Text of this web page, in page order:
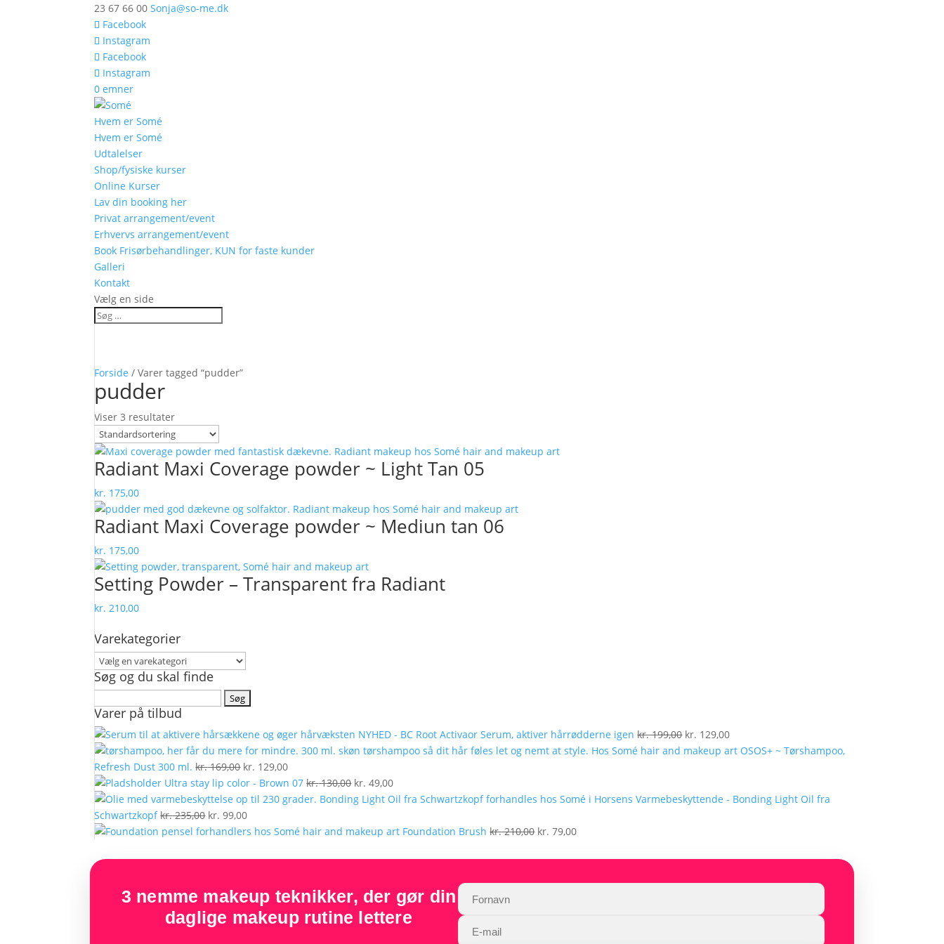
23 67 66 00 Sonja@so-me.dk
Facebook
Instagram
Facebook
Instagram
0 emner
Hvem er Somé
Hvem er Somé
Udtalelser
Shop/fysiske kurser
Online Kurser
Lav din booking her
Privat arrangement/event
Erhvervs arrangement/event
Book Frisørbehandlinger, KUN for faste kunder
Galleri
Kontakt
Vælg en side
Forside / Varer tagged “pudder”
pudder
Viser 3 resultater
Radiant Maxi Coverage powder ~ Light Tan 05
kr. 175,00
Radiant Maxi Coverage powder ~ Mediun tan 06
kr. 175,00
Setting Powder – Transparent fra Radiant
kr. 210,00
Varekategorier
Søg og du skal finde
efter:
Varer på tilbud
NYHED - BC Root Activaor Serum, aktiver hårrødderne igen kr.199,00 Den
oprindelige
kr. 199,00.
kr. 129,00Den
aktuelle
kr. 129,00.
OSOS+ ~ Tørshampoo,
Refresh Dust 300 ml. kr.169,00 Den
oprindelige
pris
var:
kr. 169,00.
kr. 129,00Den
aktuelle
pris
kr. 129,00.
Ultra stay lip color - Brown 07 kr.130,00 Den
oprindelige
var:
kr. 49,00Den
aktuelle
er:
Varmebeskyttende - Bonding Light Oil fra
Schwartzkopf kr.235,00 Den
oprindelige
var:
kr. 99,00Den
aktuelle
er:
Foundation Brush kr.210,00 Den
pris
kr. 79,00Den
pris
3 nemme makeup teknikker, der gør din
daglige makeup rutine lettere